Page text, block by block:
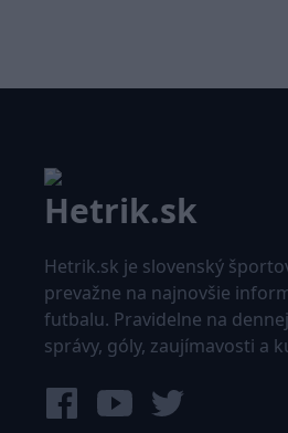
Hetrik.sk je slovenský
prevažne na najnovšie
futbalu. Pravidelne na
správy, góly, zaujímavosti a